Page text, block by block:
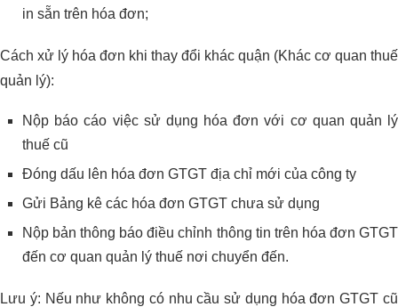
in sẵn trên hóa đơn;
Cách xử lý hóa đơn khi thay đổi khác quận (Khác cơ quan thuế
quản lý):
Nộp báo cáo việc sử dụng hóa đơn với cơ quan quản lý
thuế cũ
Đóng dấu lên hóa đơn GTGT địa chỉ mới của công ty
Gửi Bảng kê các hóa đơn GTGT chưa sử dụng
Nộp bản thông báo điều chỉnh thông tin trên hóa đơn GTGT
đến cơ quan quản lý thuế nơi chuyển đến.
Lưu ý: Nếu như không có nhu cầu sử dụng hóa đơn GTGT cũ